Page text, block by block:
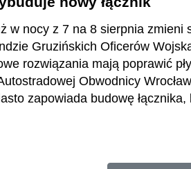
w nocy z 7 na 8 sierpnia zmieni
Gruzińskich Oficerów
rozwiązania mają poprawić
Obwodnicy
zapowiada budowę